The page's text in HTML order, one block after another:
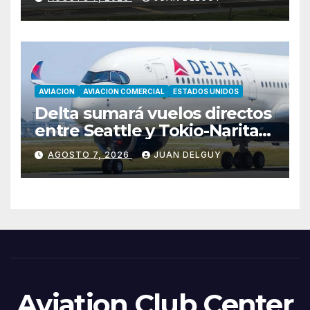
AVIACION AVIACION COMERCIAL ESTADOS UNIDOS
Delta sumará vuelos directos
entre Seattle y Tokio-Narita
desde marzo de 2027
AGOSTO 7, 2026 JUAN DELGUY